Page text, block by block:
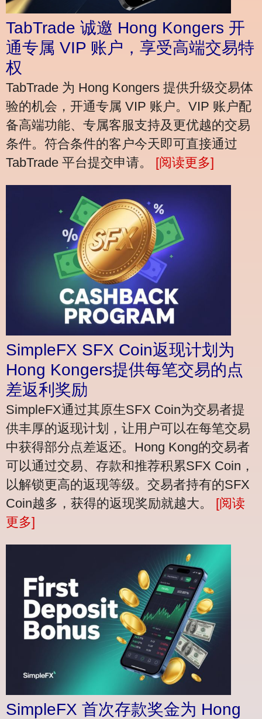
TabTrade 诚邀 Hong Kongers 开
通专属 VIP 账户，享受高端交易特
权
TabTrade 为 Hong Kongers 提供升级交易体
验的机会，开通专属 VIP 账户。VIP 账户配
备高端功能、专属客服支持及更优越的交易
条件。符合条件的客户今天即可直接通过
TabTrade 平台提交申请。
[阅读更多]
SimpleFX SFX Coin返现计划为
Hong Kongers提供每笔交易的点
差返利奖励
SimpleFX通过其原生SFX Coin为交易者提
供丰厚的返现计划，让用户可以在每笔交易
中获得部分点差返还。Hong Kong的交易者
可以通过交易、存款和推荐积累SFX Coin，
以解锁更高的返现等级。交易者持有的SFX
Coin越多，获得的返现奖励就越大。 [阅读
更多]
SimpleFX 首次存款奖金为 Hong